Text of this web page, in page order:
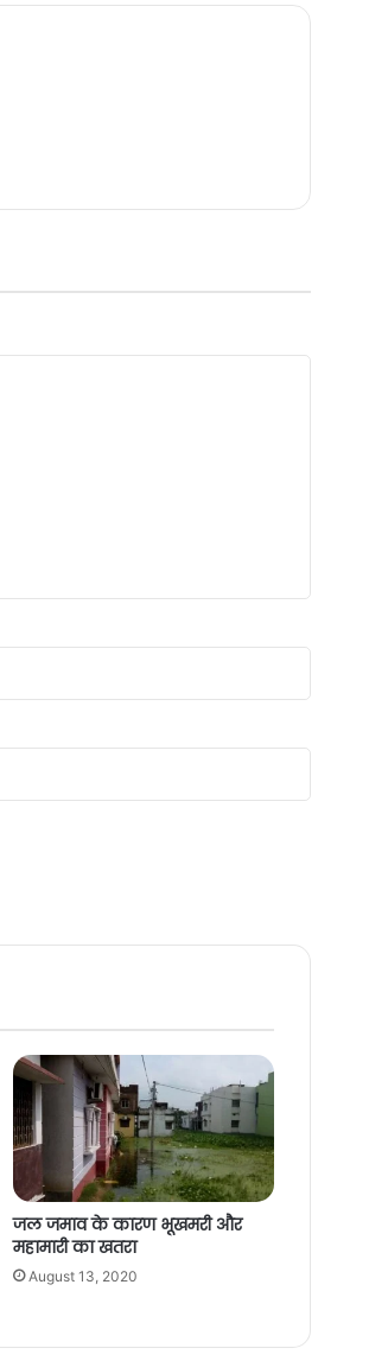
जल जमाव के कारण भूखमरी और
महामारी का खतरा
August 13, 2020